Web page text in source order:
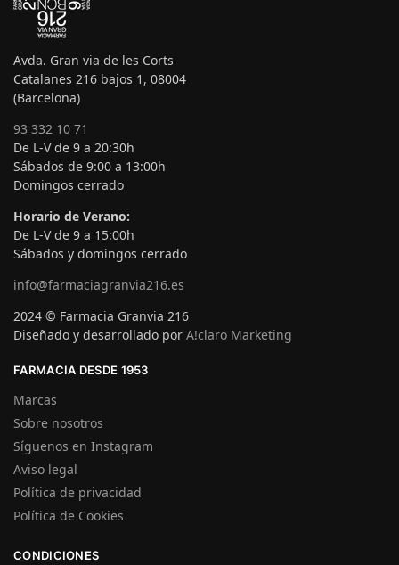
Avda. Gran via de les Corts
Catalanes 216 bajos 1, 08004
(Barcelona)
93 332 10 71
De L-V de 9 a 20:30h
Sábados de 9:00 a 13:00h
Domingos cerrado
Horario de Verano:
De L-V de 9 a 15:00h
Sábados y domingos cerrado
info@farmaciagranvia216.es
2024 © Farmacia Granvia 216
Diseñado y desarrollado por A!claro Marketing
FARMACIA DESDE 1953
Marcas
Sobre nosotros
Síguenos en Instagram
Aviso legal
Política de privacidad
Política de Cookies
CONDICIONES